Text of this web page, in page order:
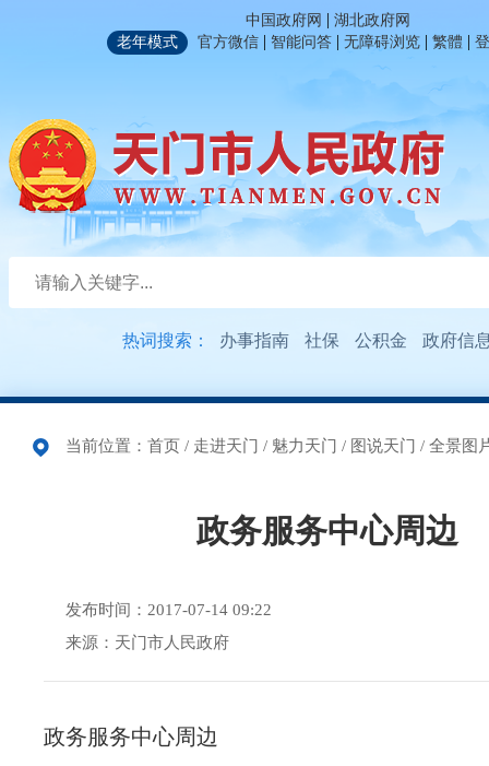
中国政府网 | 湖北政府网
老年模式
官方微信 | 智能问答 | 无障碍浏览 | 繁體 |
热词搜索： 办事指南 社保 公积金 政府信
当前位置： 首页 / 走进天门 / 魅力天门 / 图说天门 / 全景图
政务服务中心周边
发布时间：2017-07-14 09:22
来源：天门市人民政府
政务服务中心周边